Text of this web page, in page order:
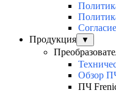
Продукция
▼
Обзор
ПЧ